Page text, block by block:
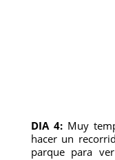
DIA 4:Muy
hacer un
parque para